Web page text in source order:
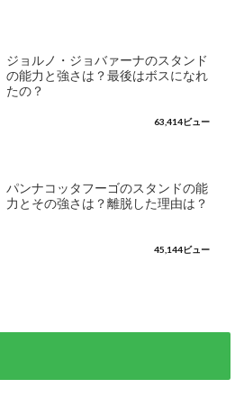
ジョルノ・ジョバァーナのスタンド
の能力と強さは？最後はボスになれ
たの？
63,414ビュー
パンナコッタフーゴのスタンドの能
力とその強さは？離脱した理由は？
45,144ビュー